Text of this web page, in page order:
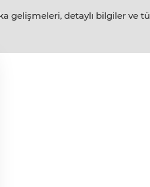
gelişmeleri, detaylı bilgiler ve